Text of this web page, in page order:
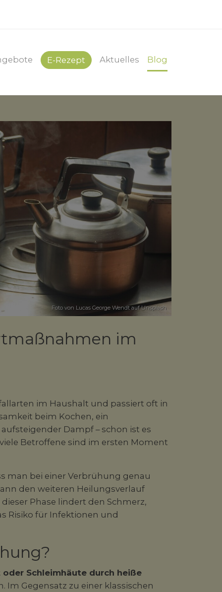
E-Rezept Aktuelles Blog
Foto von Lucas George Wendtauf Unsplash
im
im Haushalt und passiert oft in
beim Kochen, ein
Dampf – schon ist es
Betroffene sind im ersten Moment
man bei einer Verbrühung genau
den weiteren Heilungsverlauf
Phase lindert den Schmerz,
Risiko für Infektionen und
oder Schleimhäute durch heiße
Im Gegensatz zu einer klassischen